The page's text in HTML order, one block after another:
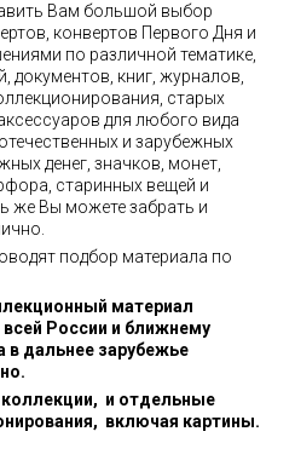
Вам большой выбор
конвертов Первого Дня и
по различной тематике,
документов, книг, журналов,
старых
для любого вида
и зарубежных
денег, значков, монет,
старинных вещей и
же Вы можете забрать и
подбор материала по
материал
России и ближнему
в дальнее зарубежье
и отдельные
включая картины.